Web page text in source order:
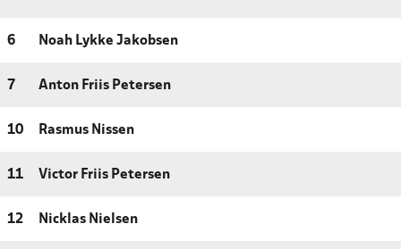
6 Noah Lykke Jakobsen
7 Anton Friis Petersen
10 Rasmus Nissen
11 Victor Friis Petersen
12 Nicklas Nielsen